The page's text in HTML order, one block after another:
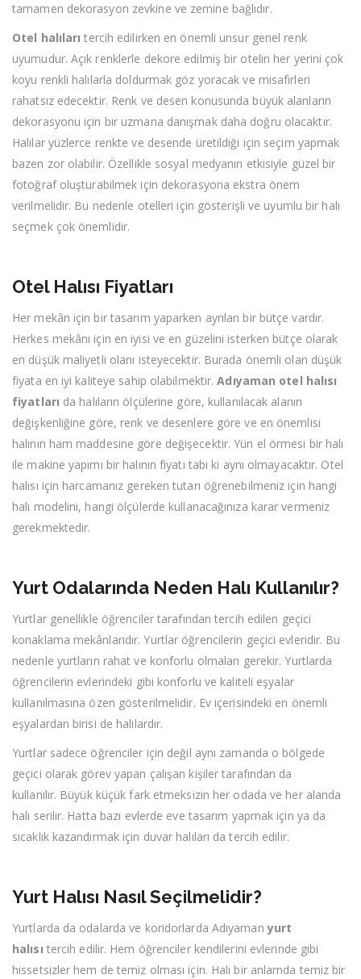
tamamen dekorasyon zevkine ve zemine bağlıdır.
Otel halılarıtercih edilirken en önemli unsur genel renk
uyumudur. Açık renklerle dekore edilmiş bir otelin her yerini çok
koyu renkli halılarla doldurmak göz yoracak ve misafirleri
rahatsız edecektir. Renk ve desen konusunda büyük alanların
dekorasyonu için bir uzmana danışmak daha doğru olacaktır.
Halılar yüzlerce renkte ve desende üretildiği için seçim yapmak
bazen zor olabilir. Özellikle sosyal medyanın etkisiyle güzel bir
fotoğraf oluşturabilmek için dekorasyona ekstra önem
verilmelidir. Bu nedenle otelleri için gösterişli ve uyumlu bir halı
seçmek çok önemlidir.
Otel Halısı Fiyatları
Her mekân için bir tasarım yaparken ayrılan bir bütçe vardır.
Herkes mekânı için en iyisi ve en güzelini isterken bütçe olarak
en düşük maliyetli olanı isteyecektir. Burada önemli olan düşük
fiyata en iyi kaliteye sahip olabilmektir.Adıyaman otel halısı
fiyatları da halıların ölçülerine göre, kullanılacak alanın
değişkenliğine göre, renk ve desenlere göre ve en önemlisi
halının ham maddesine göre değişecektir. Yün el örmesi bir halı
ile makine yapımı bir halının fiyatı tabi ki aynı olmayacaktır. Otel
halısı için harcamanız gereken tutarı öğrenebilmeniz için hangi
halı modelini, hangi ölçülerde kullanacağınıza karar vermeniz
gerekmektedir.
Yurt Odalarında Neden Halı Kullanılır?
Yurtlar genellikle öğrenciler tarafından tercih edilen geçici
konaklama mekânlarıdır. Yurtlar öğrencilerin geçici evleridir. Bu
nedenle yurtların rahat ve konforlu olmaları gerekir. Yurtlarda
öğrencilerin evlerindeki gibi konforlu ve kaliteli eşyalar
kullanılmasına özen gösterilmelidir. Ev içerisindeki en önemli
eşyalardan birisi de halılardır.
Yurtlar sadece öğrenciler için değil aynı zamanda o bölgede
geçici olarak görev yapan çalışan kişiler tarafından da
kullanılır. Büyük küçük fark etmeksizin her odada ve her alanda
halı serilir. Hatta bazı evlerde eve tasarım yapmak için ya da
sıcaklık kazandırmak için duvar halıları da tercih edilir.
Yurt Halısı Nasıl Seçilmelidir?
Yurtlarda da odalarda ve koridorlarda Adıyamanyurt
halısı tercih edilir. Hem öğrenciler kendilerini evlerinde gibi
hissetsizler hem de temiz olması için. Halı bir anlamda temiz bir